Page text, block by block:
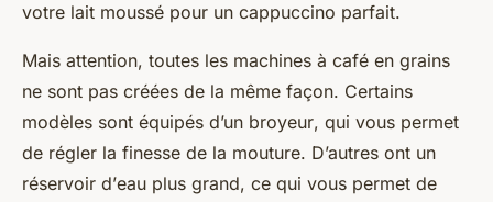
votre lait moussé pour un cappuccino parfait.
Mais attention, toutes les machines à café en grains
ne sont pas créées de la même façon. Certains
modèles sont équipés d’un broyeur, qui vous permet
de régler la finesse de la mouture. D’autres ont un
réservoir d’eau plus grand, ce qui vous permet de